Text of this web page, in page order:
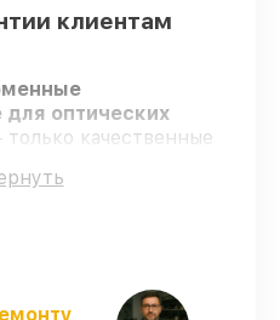
клиентам
оптических
только качественные
– проходят
Nikon без